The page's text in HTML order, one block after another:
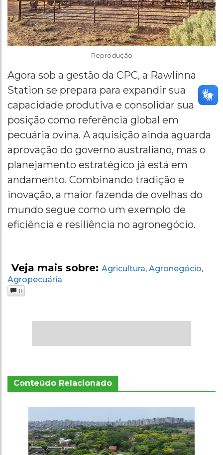
Reprodução
Agora sob a gestão da CPC, a Rawlinna
Station se prepara para expandir sua
capacidade produtiva e consolidar sua
posição como referência global em
pecuária ovina. A aquisição ainda aguarda
aprovação do governo australiano, mas o
planejamento estratégico já está em
andamento. Combinando tradição e
inovação, a maior fazenda de ovelhas do
mundo segue como um exemplo de
eficiência e resiliência no agronegócio.
Veja mais sobre: Agricultura, Agronegócio,
Agropecuária
0
Conteúdo Relacionado